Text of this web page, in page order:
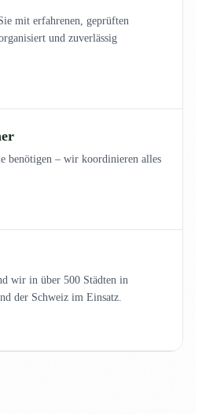
mit erfahrenen, geprüften
und zuverlässig
benötigen – wir koordinieren alles
wir in über 500 Städten in
der Schweiz im Einsatz.